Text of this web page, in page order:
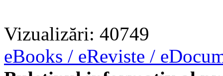
Vizualizări: 40749
eBooks / eReviste /